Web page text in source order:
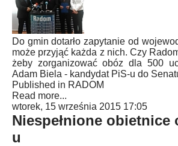
Do gmin dotarło zapytanie od
może przyjąć każda z nich. Czy
żeby zorganizować obóz dla 500
Adam Biela - kandydat PiS-u do
Published in RADOM
Read more...
wtorek, 15 września 2015 17:05
Niespełnione obietnice
u